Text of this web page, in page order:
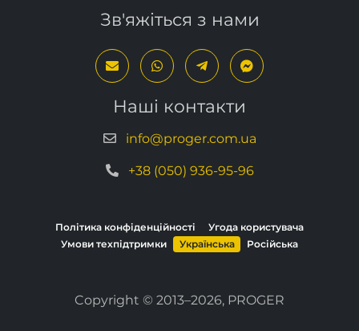
Зв'яжіться з нами
Наші контакти
info@proger.com.ua
Політика конфіденційності
Угода користувача